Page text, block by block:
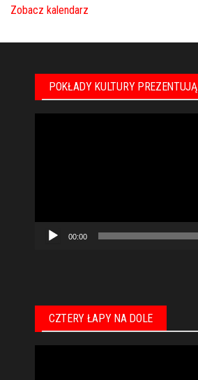
Zobacz kalendarz
POKŁADY KULTURY PREZENTUJĄ
00:00
CZTERY ŁAPY NA DOLE